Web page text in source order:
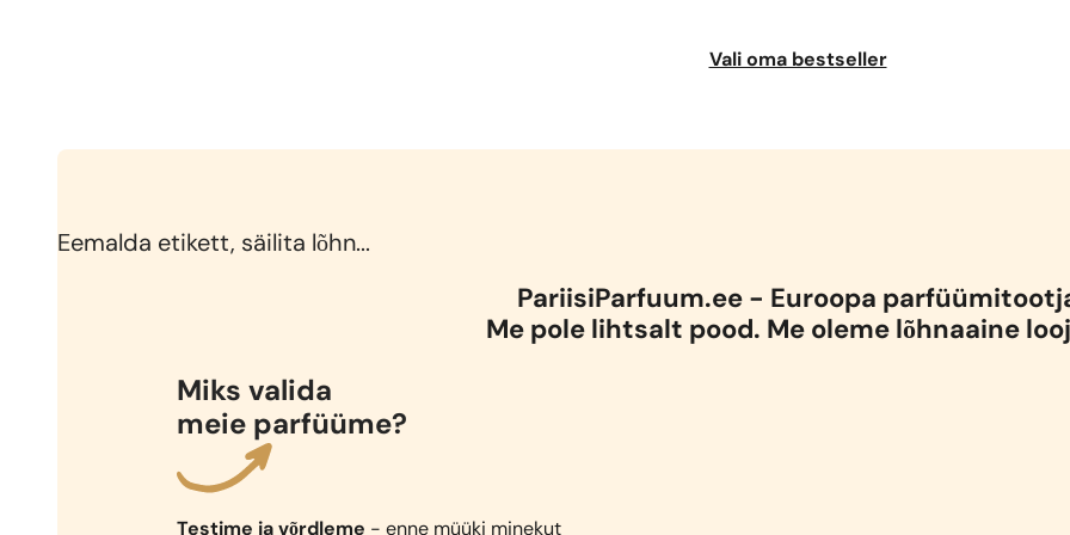
Vali oma bestseller
Eemalda etikett, säilita lõhn...
PariisiParfuum.ee - Euroopa
Me pole lihtsalt pood. Me oleme lõhnaaine
Miks valida
meie parfüüme?
Testime ja võrdleme - enne müüki minekut